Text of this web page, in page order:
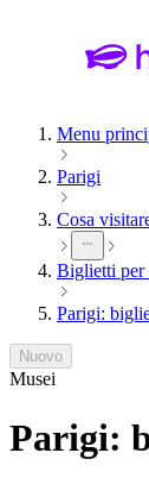
Menu
Parigi
Cosa
Biglietti per
Parigi:
Nuovo
Musei
Parigi: